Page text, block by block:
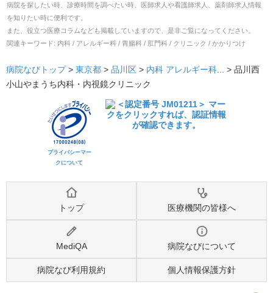
病院を探したい時、診療時間を調べたい時、医師求人や看護師求人、薬剤師求人情報
を知りたい時に便利です。
また、役立つ医療コラムなども掲載していますので、是非ご覧になってください。
関連キーワード: 内科 / アレルギー科 / 胃腸科 / 肛門科 / クリニック / かかりつけ
病院なびトップ> 東京都 > 品川区 > 内科 アレルギー科 ... > 品川西
小山やまうち内科・内視鏡クリニック
プライバシーマー
クについて
トップ 医療機関の皆様へ
MediQA 病院なびについて
病院なび利用規約 個人情報保護方針